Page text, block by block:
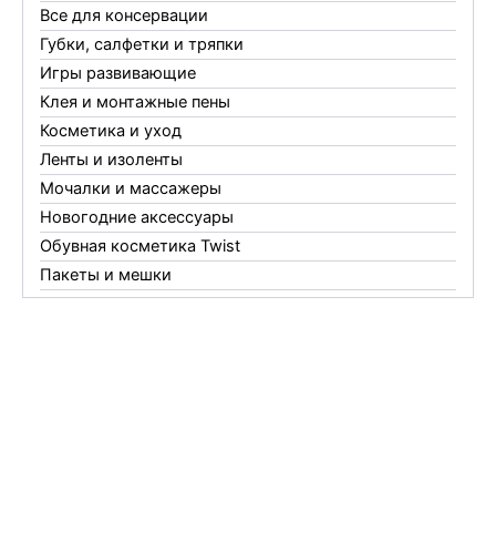
Все для консервации
Губки, салфетки и тряпки
Игры развивающие
Клея и монтажные пены
Косметика и уход
Ленты и изоленты
Мочалки и массажеры
Новогодние аксессуары
Обувная косметика Twist
Пакеты и мешки
Перчатки